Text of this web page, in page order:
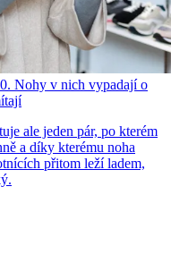
Nohy v nich vypadají o
ale jeden pár, po kterém
a díky kterému noha
přitom leží ladem,